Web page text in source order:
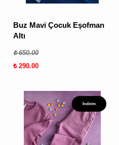
Buz Mavi Çocuk Eşofman
Altı
₺ 650.00
₺ 290.00
İndirim